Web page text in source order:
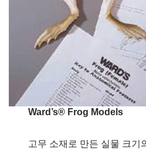
Ward’s® Frog Models
고무 소재로 만든 실물 크기